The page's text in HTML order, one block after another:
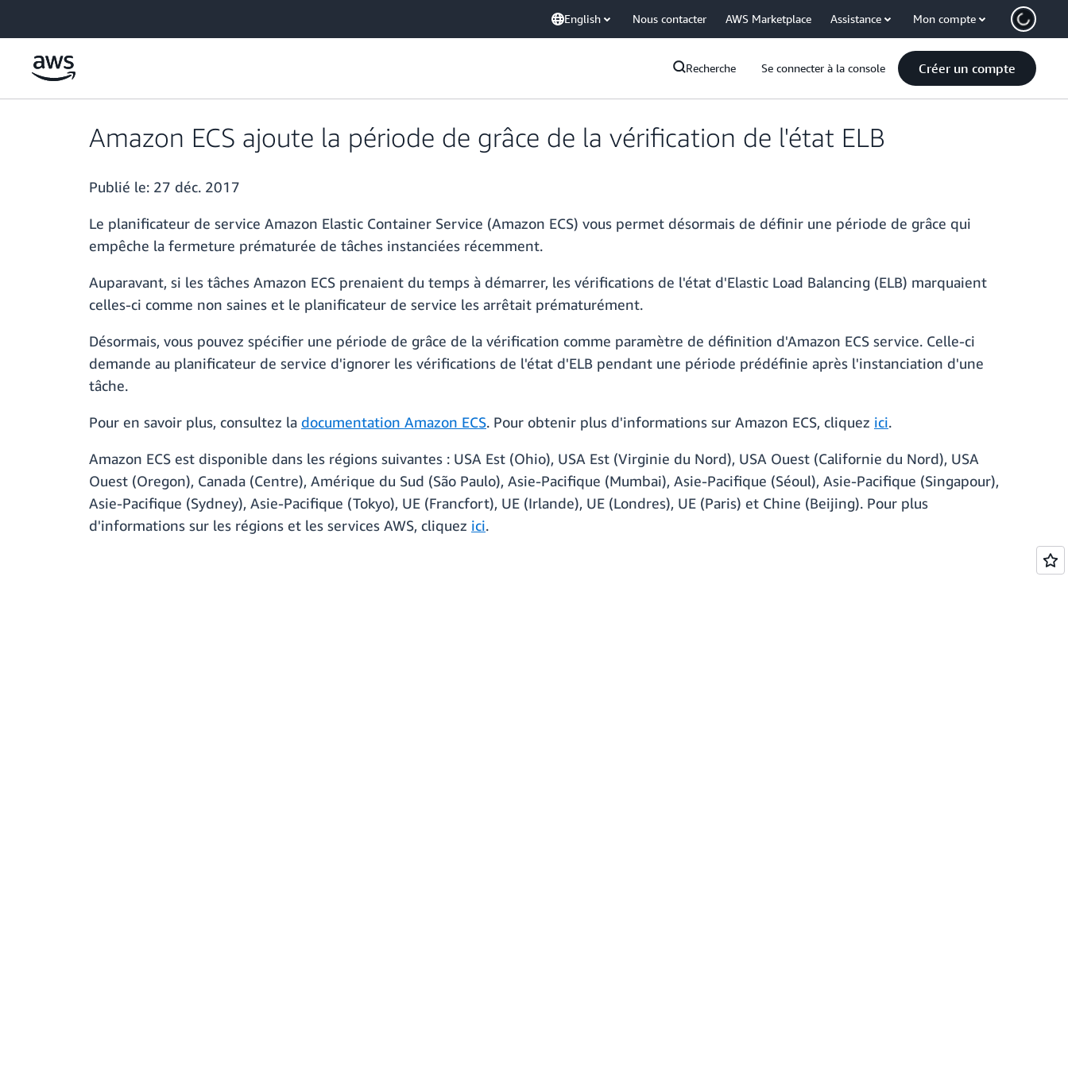
English Nous contacter AWS Marketplace Assistance Mon compte
Recherche Se connecter à la console Créer un compte
Amazon ECS ajoute la période de grâce de la vérification de l'état ELB
Publié le: 27 déc. 2017
Le planificateur de service Amazon Elastic Container Service (Amazon ECS) vous permet désormais de définir une période de grâce qui
empêche la fermeture prématurée de tâches instanciées récemment.
Auparavant, si les tâches Amazon ECS prenaient du temps à démarrer, les vérifications de l'état d'Elastic Load Balancing (ELB) marquaient
celles-ci comme non saines et le planificateur de service les arrêtait prématurément.
Désormais, vous pouvez spécifier une période de grâce de la vérification comme paramètre de définition d'Amazon ECS service. Celle-ci
demande au planificateur de service d'ignorer les vérifications de l'état d'ELB pendant une période prédéfinie après l'instanciation d'une
tâche.
Pour en savoir plus, consultez la documentation Amazon ECS. Pour obtenir plus d'informations sur Amazon ECS, cliquez ici.
Amazon ECS est disponible dans les régions suivantes : USA Est (Ohio), USA Est (Virginie du Nord), USA Ouest (Californie du Nord), USA
Ouest (Oregon), Canada (Centre), Amérique du Sud (São Paulo), Asie-Pacifique (Mumbai), Asie-Pacifique (Séoul), Asie-Pacifique (Singapour),
Asie-Pacifique (Sydney), Asie-Pacifique (Tokyo), UE (Francfort), UE (Irlande), UE (Londres), UE (Paris) et Chine (Beijing). Pour plus
d'informations sur les régions et les services AWS, cliquez ici.